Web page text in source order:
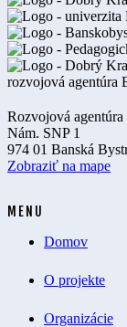
Rozvojová
Nám. SNP 1
974 01 Banská
Zobraziť na mape
MENU
Domov
O projekte
Organizácie